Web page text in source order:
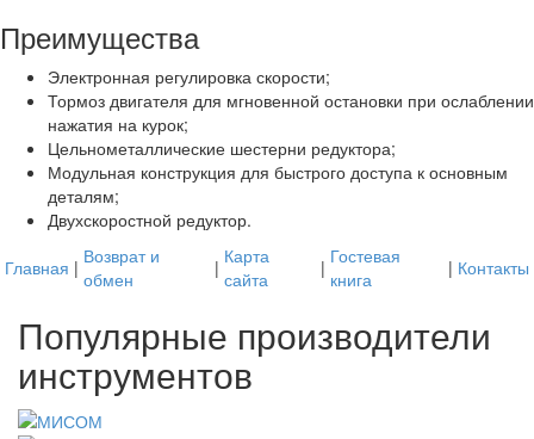
Преимущества
Электронная регулировка скорости;
Тормоз двигателя для мгновенной остановки при ослаблении
нажатия на курок;
Цельнометаллические шестерни редуктора;
Модульная конструкция для быстрого доступа к основным
деталям;
Двухскоростной редуктор.
Главная | Возврат и
обмен
| Карта
сайта
| Гостевая
книга
| Контакты
Популярные производители
инструментов